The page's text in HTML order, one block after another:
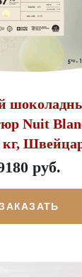
Nuit
кг,
руб.